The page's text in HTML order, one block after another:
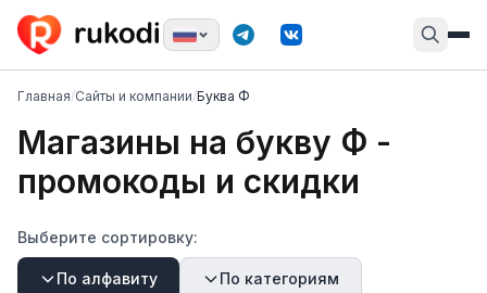
Главная/Сайты и компании/Буква Ф
Магазины на букву Ф -
промокоды и скидки
Выберите сортировку:
По алфавиту По категориям